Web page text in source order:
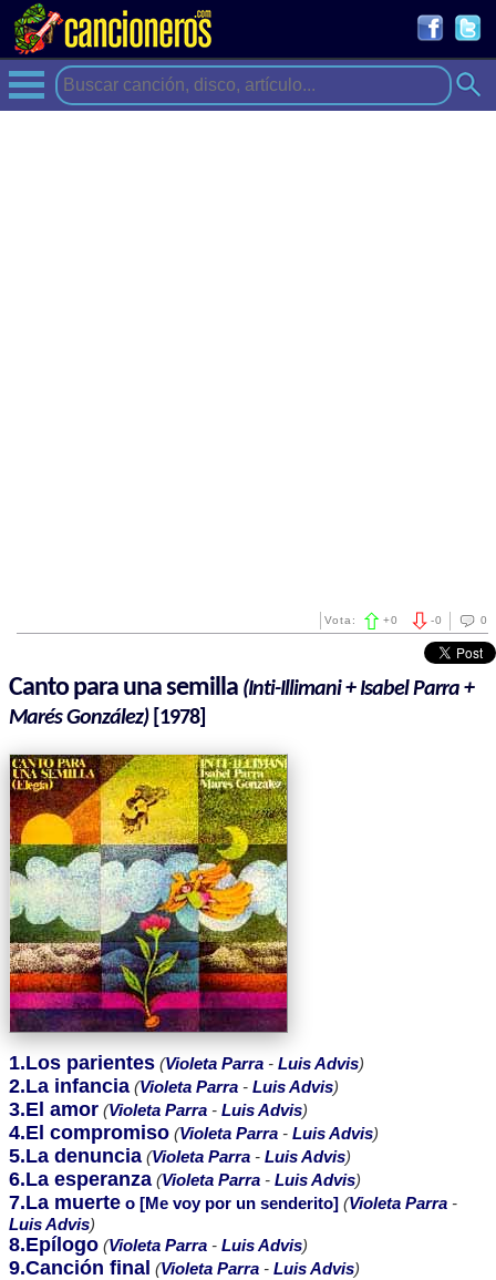
0
-0
Vota: +0
Canto para una semilla (Inti-Illimani + Isabel Parra +
Marés González)[1978]
1.Los parientes (Violeta Parra - Luis Advis)
2.La infancia (Violeta Parra - Luis Advis)
3.El amor (Violeta Parra - Luis Advis)
4.El compromiso (Violeta Parra - Luis Advis)
5.La denuncia (Violeta Parra - Luis Advis)
6.La esperanza (Violeta Parra - Luis Advis)
7.La muerte o [Me voy por un senderito] (Violeta Parra -
Luis Advis)
8.Epílogo (Violeta Parra - Luis Advis)
9.Canción final (Violeta Parra - Luis Advis)